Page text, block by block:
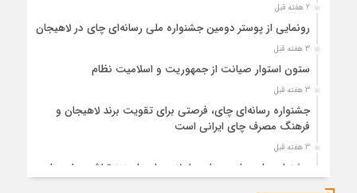
2 هفته قبل
رونمایی از پوستر دومین جشنواره ملی رسانه‌ای چای در لاهیجان
3 هفته قبل
ستون استوار صیانت از جمهوریت و اسلامیت نظام
3 هفته قبل
جشنواره رسانه‌ای چای، فرصتی برای تقویت برند لاهیجان و
فرهنگ مصرف چای ایرانی است
3 هفته قبل
جشنواره ملی چای، حمایت از لاهیجان یا هزینه‌تراشی برای چای
ایرانی!؟